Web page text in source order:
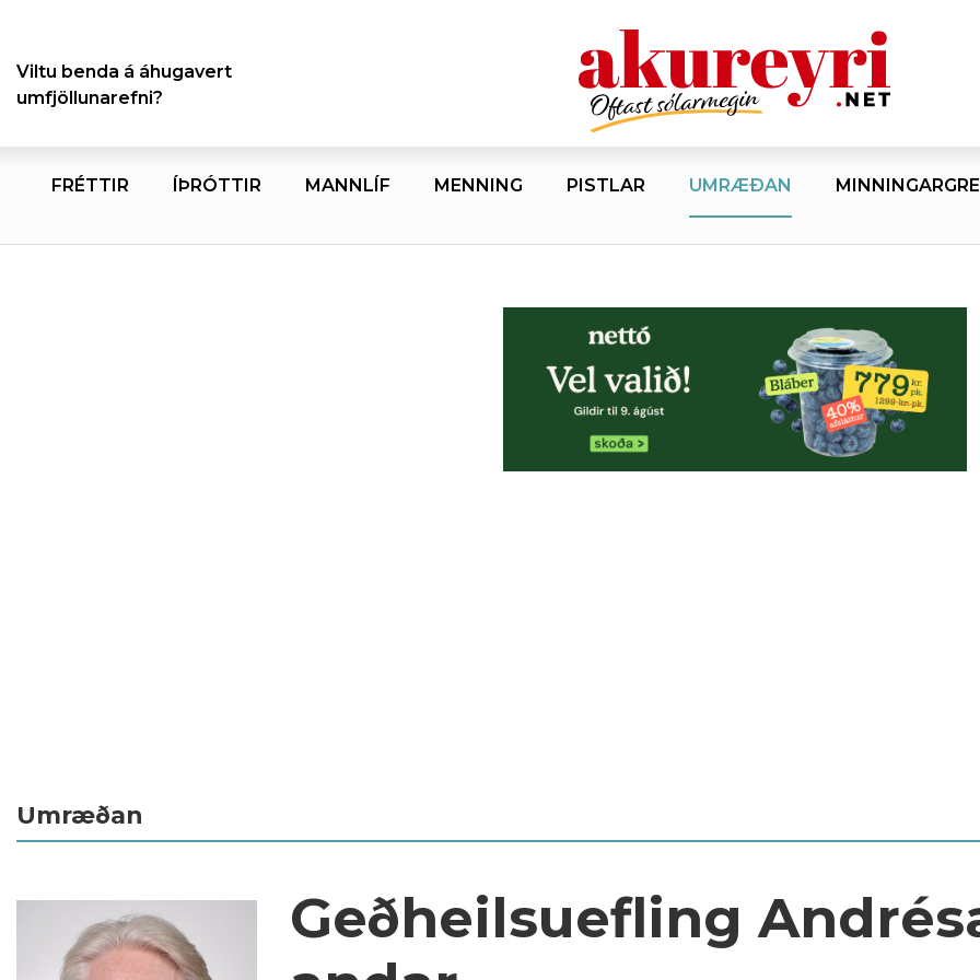
Viltu benda á áhugavert
umfjöllunarefni?
FRÉTTIR ÍÞRÓTTIR MANNLÍF MENNING PISTLAR UMRÆÐAN
Umræðan
Geðheilsuefling